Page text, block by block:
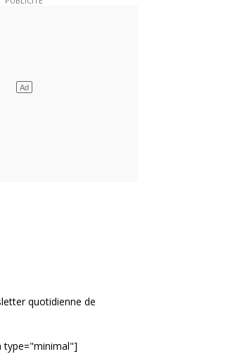
quotidienne de
type="minimal"]